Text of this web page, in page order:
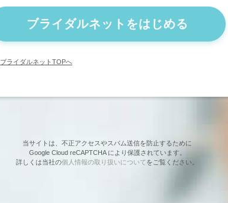
ブライダルネットをはじめる
ブライダルネットTOPへ
当サイトは、不正アクセスやスパム送信を防止するために
Google Cloud reCAPTCHA により保護されています。
詳しくは当社の個人情報の取り扱いについてをご覧ください。